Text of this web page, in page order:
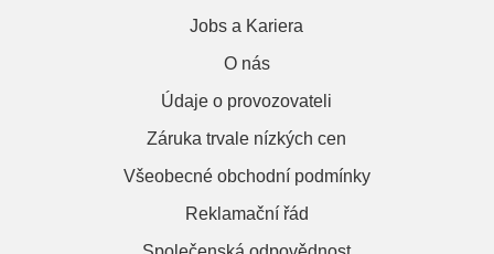
Jobs a Kariera
O nás
Údaje o provozovateli
Záruka trvale nízkých cen
Všeobecné obchodní podmínky
Reklamační řád